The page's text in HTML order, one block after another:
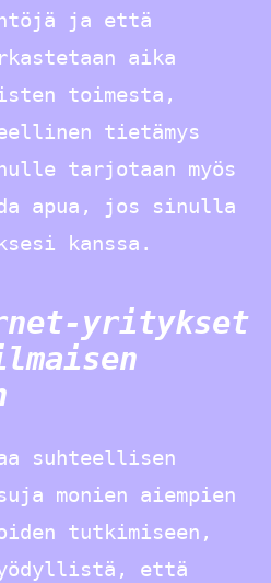
ja että
aika
toimesta,
tietämys
tarjotaan myös
apua, jos sinulla
kanssa.
yritykset
suhteellisen
monien aiempien
tutkimiseen,
että